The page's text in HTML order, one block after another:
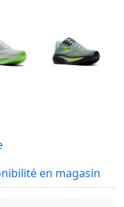
en magasin